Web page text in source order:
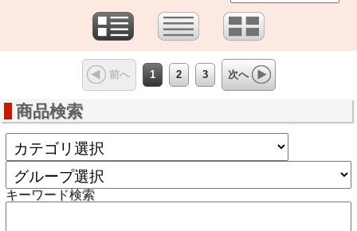
前へ 1 2 3 次へ
商品検索
キーワード検索